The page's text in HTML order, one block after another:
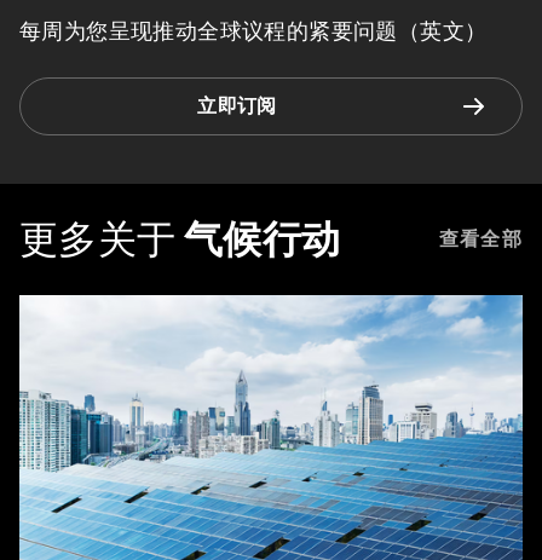
每周为您呈现推动全球议程的紧要问题（英文）
立即订阅
更多关于 气候行动 查看全部